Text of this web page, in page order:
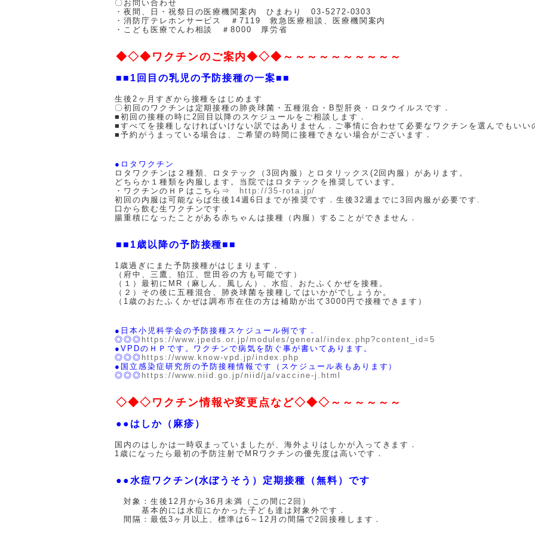
〇お問い合わせ
・夜間、日・祝祭日の医療機関案内 ひまわり 03-5272-0303
・消防庁テレホンサービス ＃7119 救急医療相談、医療機関案内
・こども医療でんわ相談 ＃8000 厚労省
◆◇◆ワクチンのご案内◆◇◆～～～～～～～～～～
■■1回目の乳児の予防接種の一案■■
生後2ヶ月すぎから接種をはじめます
〇初回のワクチンは定期接種の肺炎球菌・五種混合・B型肝炎・ロタウイルスです．
■初回の接種の時に2回目以降のスケジュールをご相談します．
■すべてを接種しなければいけない訳ではありません．ご事情に合わせて必要なワクチンを選んでもいい
■予約がうまっている場合は、ご希望の時間に接種できない場合がございます．
●ロタワクチン
ロタワクチンは２種類、ロタテック（3回内服）とロタリックス(2回内服）があります。
どちらか１種類を内服します。当院ではロタテックを推奨しています。
・ワクチンのＨＰはこちら⇒
http://35-rota.jp/
初回の内服は可能ならば生後14週6日までが推奨です．生後32週までに3回内服が必要です.
口から飲む生ワクチンです．
腸重積になったことがある赤ちゃんは接種（内服）することができません．
■■1歳以降の予防接種■■
1歳過ぎにまた予防接種がはじまります．
（府中、三鷹、狛江、世田谷の方も可能です）
（１）最初にMR（麻しん、風しん）、水痘、おたふくかぜを接種。
（２）その後に五種混合、肺炎球菌を接種してはいかがでしょうか。
（1歳のおたふくかぜは調布市在住の方は補助が出て3000円で接種できます）
●日本小児科学会の予防接種スケジュール例です．
◎◎◎ https://www.jpeds.or.jp/modules/general/index.php?content_id=5
●VPDのＨＰです。ワクチンで病気を防ぐ事が書いてあります。
◎◎◎ https://www.know-vpd.jp/index.php
●国立感染症研究所の予防接種情報です（スケジュール表もあります）
◎◎◎ https://www.niid.go.jp/niid/ja/vaccine-j.html
◇◆◇ワクチン情報や変更点など◇◆◇～～～～～～
●●はしか（麻疹）
国内のはしかは一時収まっていましたが、海外よりはしかが入ってきます．
1歳になったら最初の予防注射でMRワクチンの優先度は高いです．
●●水痘ワクチン(水ぼうそう）定期接種（無料）です
対象：生後12月から36月未満（この間に2回）
基本的には水痘にかかった子ども達は対象外です．
間隔：最低3ヶ月以上、標準は6～12月の間隔で2回接種します．